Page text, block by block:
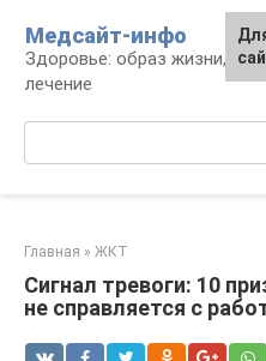
контенту
Медсайт-инфо
Здоровье: образ жизни,
лечение
Главная » ЖКТ
Сигнал тревоги: 10
не справляется с